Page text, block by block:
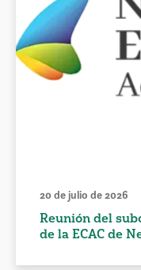
20 de julio de 2026
Reunión del
de la ECAC de